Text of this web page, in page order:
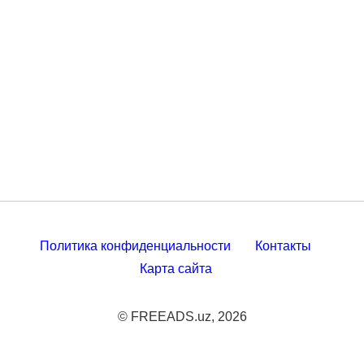
Политика конфиденциальности
Контакты
Карта сайта
© FREEADS.uz, 2026